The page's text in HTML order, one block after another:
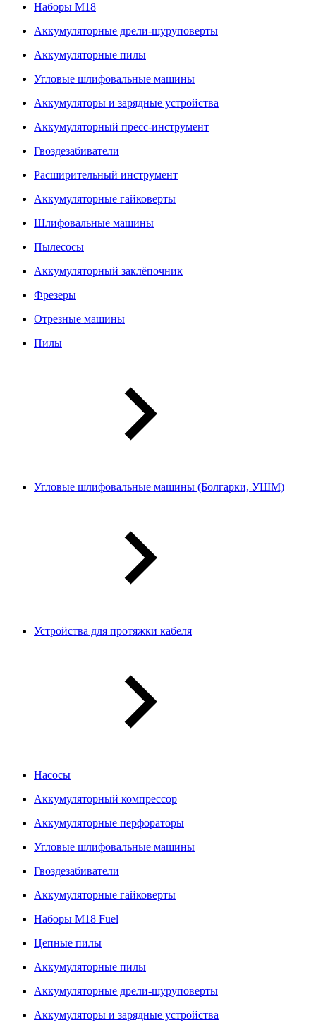
Наборы М18
Аккумуляторные дрели-шуруповерты
Аккумуляторные пилы
Угловые шлифовальные машины
Аккумуляторы и зарядные устройства
Аккумуляторный пресс-инструмент
Гвоздезабиватели
Расширительный инструмент
Аккумуляторные гайковерты
Шлифовальные машины
Пылесосы
Аккумуляторный заклёпочник
Фрезеры
Отрезные машины
Пилы
Угловые шлифовальные машины (Болгарки, УШМ)
Устройства для протяжки кабеля
Насосы
Аккумуляторный компрессор
Аккумуляторные перфораторы
Угловые шлифовальные машины
Гвоздезабиватели
Аккумуляторные гайковерты
Наборы M18 Fuel
Цепные пилы
Аккумуляторные пилы
Аккумуляторные дрели-шуруповерты
Аккумуляторы и зарядные устройства